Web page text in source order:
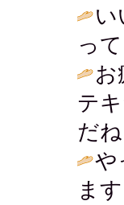
い
っ
お
テ
だ
や
ま